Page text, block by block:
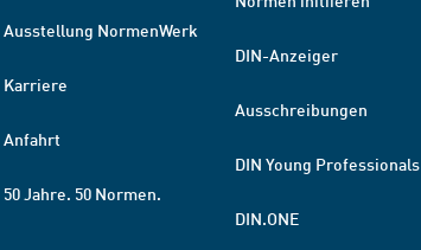
Ausstellung NormenWerk
Karriere
Anfahrt
50 Jahre. 50 Normen.
DIN-Anzeiger
Ausschreibungen
DIN Young Professionals
DIN.ONE